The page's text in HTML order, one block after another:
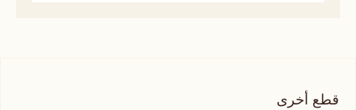
قطع أخرى